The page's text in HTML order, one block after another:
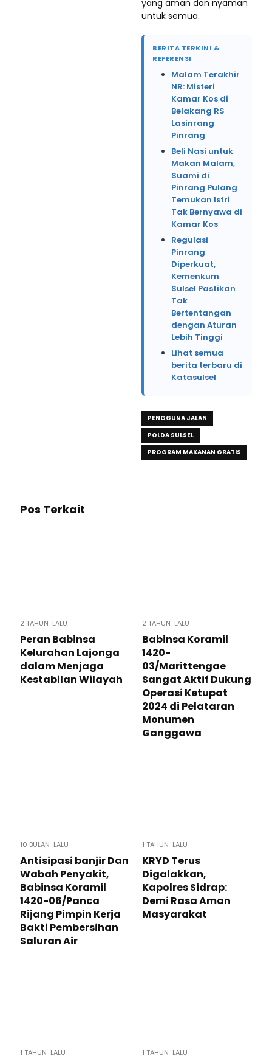
yang aman dan nyaman
untuk semua.
BERITA TERKINI &
REFERENSI
Malam Terakhir
NR: Misteri
Kamar Kos di
Belakang RS
Lasinrang
Pinrang
Beli Nasi untuk
Makan Malam,
Suami di
Pinrang Pulang
Temukan Istri
Tak Bernyawa di
Kamar Kos
Regulasi
Pinrang
Diperkuat,
Kemenkum
Sulsel Pastikan
Tak
Bertentangan
dengan Aturan
Lebih Tinggi
Lihat semua
berita terbaru di
Katasulsel
PENGGUNA JALAN
POLDA SULSEL
PROGRAM MAKANAN GRATIS
Pos Terkait
2 TAHUN LALU
Peran Babinsa
Kelurahan Lajonga
dalam Menjaga
Kestabilan Wilayah
2 TAHUN LALU
Babinsa Koramil
1420-
03/Marittengae
Sangat Aktif Dukung
Operasi Ketupat
2024 di Pelataran
Monumen
Ganggawa
10 BULAN LALU
Antisipasi banjir Dan
Wabah Penyakit,
Babinsa Koramil
1420-06/Panca
Rijang Pimpin Kerja
Bakti Pembersihan
Saluran Air
1 TAHUN LALU
KRYD Terus
Digalakkan,
Kapolres Sidrap:
Demi Rasa Aman
Masyarakat
1 TAHUN LALU 1 TAHUN LALU